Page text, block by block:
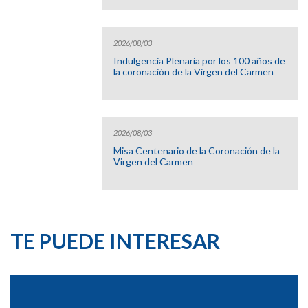
2026/08/03
Indulgencia Plenaria por los 100 años de
la coronación de la Virgen del Carmen
2026/08/03
Misa Centenario de la Coronación de la
Virgen del Carmen
TE PUEDE INTERESAR